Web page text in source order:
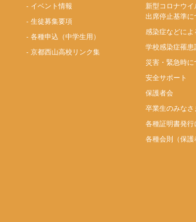
- イベント情報
- 生徒募集要項
- 各種申込（中学生用）
- 京都西山高校リンク集
新型コロナウ
出席停止基準に
感染症などに
学校感染症罹
災害・緊急時に
安全サポート
保護者会
卒業生のみな
各種証明書発行
各種会則（保護